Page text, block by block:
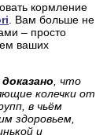
кормление
. Вам больше не
– просто
ваших
доказано, что
колечки от
в чьём
здоровьем,
и